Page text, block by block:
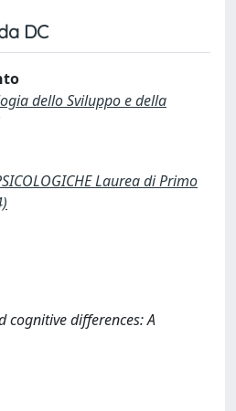
DC
dello Sviluppo e della
Laurea di Primo
cognitive differences: A